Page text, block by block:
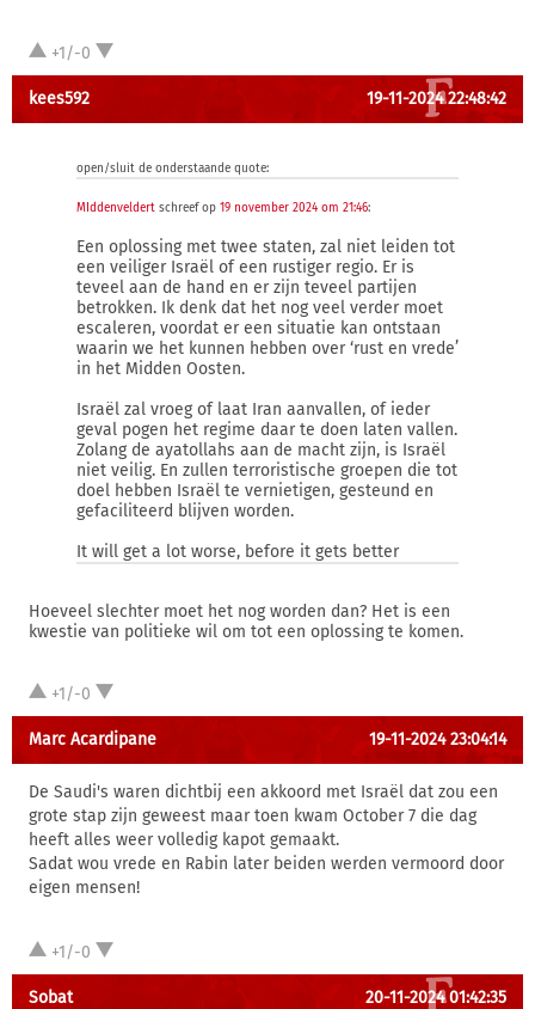
+1/-0
kees592 19-11-2024 22:48:42
open/sluit de onderstaande quote:
MIddenveldert schreef op 19 november 2024 om 21:46:
Een oplossing met twee staten, zal niet leiden tot
een veiliger Israël of een rustiger regio. Er is
teveel aan de hand en er zijn teveel partijen
betrokken. Ik denk dat het nog veel verder moet
escaleren, voordat er een situatie kan ontstaan
waarin we het kunnen hebben over ‘rust en vrede’
in het Midden Oosten.
Israël zal vroeg of laat Iran aanvallen, of ieder
geval pogen het regime daar te doen laten vallen.
Zolang de ayatollahs aan de macht zijn, is Israël
niet veilig. En zullen terroristische groepen die tot
doel hebben Israël te vernietigen, gesteund en
gefaciliteerd blijven worden.
It will get a lot worse, before it gets better
Hoeveel slechter moet het nog worden dan? Het is een
kwestie van politieke wil om tot een oplossing te komen.
+1/-0
Marc Acardipane 19-11-2024 23:04:14
De Saudi's waren dichtbij een akkoord met Israël dat zou een
grote stap zijn geweest maar toen kwam October 7 die dag
heeft alles weer volledig kapot gemaakt.
Sadat wou vrede en Rabin later beiden werden vermoord door
eigen mensen!
+1/-0
Sobat 20-11-2024 01:42:35